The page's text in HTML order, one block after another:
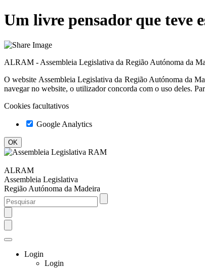
Um livre pensador que teve
ALRAM - Assembleia Legislativa da Região Autónoma da
O website Assembleia Legislativa da Região Autónoma da
navegar no website, o utilizador concorda com o uso deles.
Cookies facultativos
Google Analytics
ALRAM
Assembleia Legislativa
Região Autónoma da Madeira
Login
Login